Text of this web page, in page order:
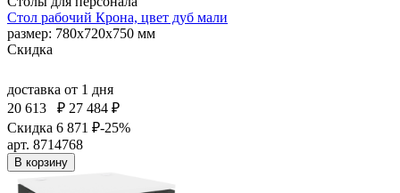
Стол рабочий Крона, цвет дуб мали
размер: 780х720х750 мм
Скидка
доставка от 1 дня
20 613
₽ 27 484 ₽
Скидка 6 871 ₽-25%
арт. 8714768
В корзину